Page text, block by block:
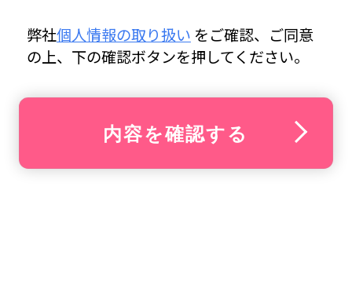
弊社個人情報の取り扱い をご確認、ご同意
の上、下の確認ボタンを押してください。